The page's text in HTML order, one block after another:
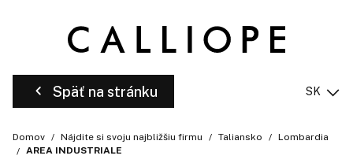
Späť na stránku SK
Domov Nájdite si svoju najbližšiu firmu Taliansko
Lombardia
AREA INDUSTRIALE